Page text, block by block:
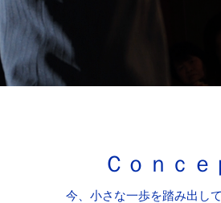
Ｃｏｎｃｅ
今、小さな一歩を踏み出し